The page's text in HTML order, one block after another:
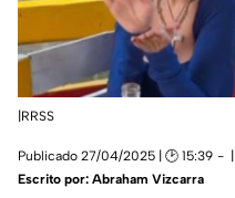
|RRSS
Publicado 27/04/2025 | 🕑 15:39
Escrito por: Abraham Vizcarra